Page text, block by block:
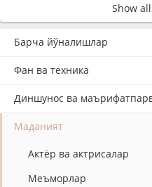
Show
Барча йўналишлар
Фан ва техника
Диншунос ва
Маданият
Актёр ва актрисалар
Меъморлар